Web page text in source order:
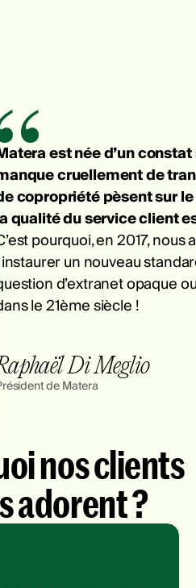
est née d’un
cruellement de
copropriété pèsent sur
qualité du service client
pourquoi, en 2017,
un nouveau
d’extranet opaque
le 21ème siècle !
Di Meglio
de Matera
nos clients
adorent ?